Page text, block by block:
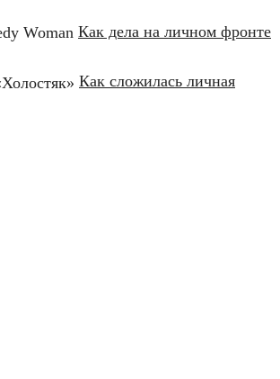
Как дела на личном фронте
Как сложилась личная